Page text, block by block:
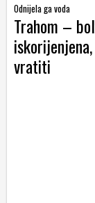
Odnijela ga voda
Trahom –
vratiti